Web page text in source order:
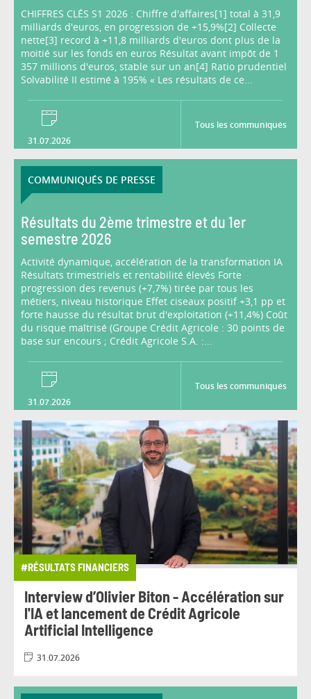
CHIFFRES CLÉS S1 2026 : Chiffre d'affaires[1] total à 31,9
milliards d'euros, en progression de +15,9%[2] Collecte
nette[3] record à +11,8 milliards d'euros dont plus de la
moitié sur les fonds en euros Résultat avant impôt de 1
357 millions d'euros, stable sur un an[4] Ratio prudentiel
Solvabilité II estimé à 195% « Les résultats de ce...
31.07.2026
Tous les communiqués
COMMUNIQUÉS DE PRESSE
Résultats du 2ème trimestre et du 1er
semestre 2026
Activité dynamique, accélération de la transformation IA
Résultats trimestriels et rentabilité élevés Forte
progression des revenus (+7,7%) tirée par tous les
métiers, niveau historique Effet ciseaux positif +3,1 pp et
forte hausse du résultat brut d'exploitation (+11,4%) Coût
du risque maîtrisé (Groupe Crédit Agricole : 30 points de
base sur encours ; Crédit Agricole S.A. :...
31.07.2026
Tous les communiqués
#RÉSULTATS FINANCIERS
Interview d’Olivier Biton - Accélération sur
l'IA et lancement de Crédit Agricole
Artificial Intelligence
31.07.2026